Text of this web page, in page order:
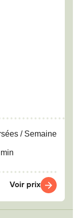
/ Semaine
min
Voir prix